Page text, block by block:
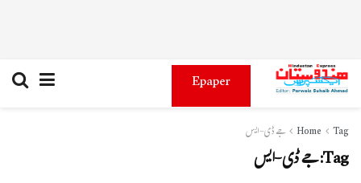
Epaper
Home Tag جے ڈی-ایس
Tag:جے ڈی-ایس